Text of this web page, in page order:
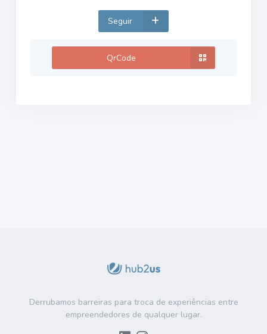
Seguir
QrCode
Derrubamos barreiras para troca de experiências entre
empreendedores de qualquer lugar.